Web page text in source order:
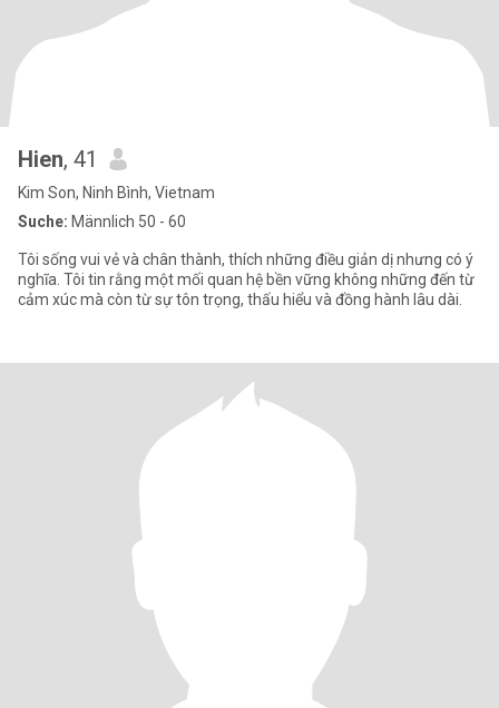
Hien, 41
Kim Son, Ninh Bình, Vietnam
Suche: Männlich 50 - 60
Tôi sống vui vẻ và chân thành, thích những điều giản dị nhưng có ý
nghĩa. Tôi tin rằng một mối quan hệ bền vững không những đến từ
cảm xúc mà còn từ sự tôn trọng, thấu hiểu và đồng hành lâu dài.